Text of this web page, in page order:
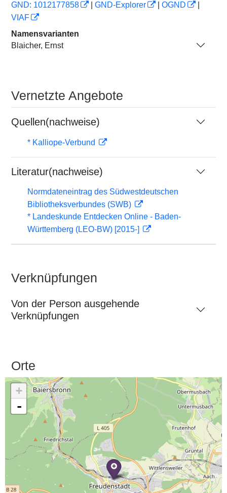
GND: 1012177858
GND-Explorer OGND
VIAF
Namensvarianten
Blaicher, Ernst
Vernetzte Angebote
Quellen(nachweise)
* Kalliope-Verbund
Literatur(nachweise)
Normdateneintrag des Südwestdeutschen
Bibliotheksverbundes (SWB)
* Landeskunde Entdecken Online - Baden-
Württemberg (LEO-BW) [2015-]
Verknüpfungen
Von der Person ausgehende
Verknüpfungen
Orte
+
-